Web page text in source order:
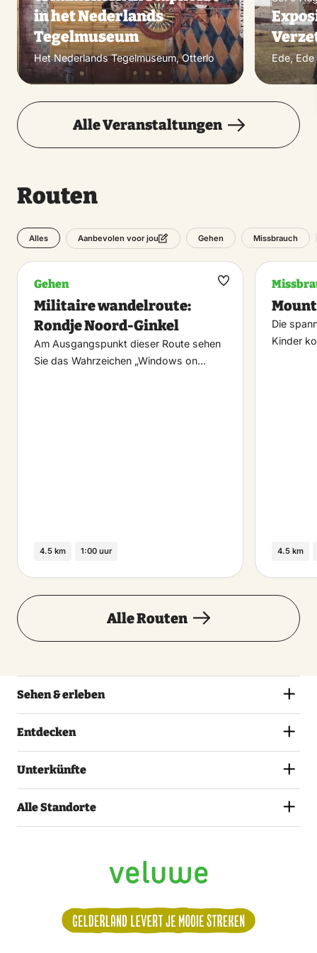
in het Nederlands
Tegelmuseum
Het Nederlands Tegelmuseum, Otterlo Ede, Ede
Alle Veranstaltungen
Routen
Alles Aanbevolen voor jou Gehen Missbrauch
Gehen
Militaire wandelroute:
Rondje Noord-Ginkel
Am Ausgangspunkt dieser Route sehen
Sie das Wahrzeichen „Windows on…
4.5 km 1:00 uur
Maak
Die
Kinder
4.5 km
Alle Routen
Sehen & erleben
Entdecken
Unterkünfte
Alle Standorte